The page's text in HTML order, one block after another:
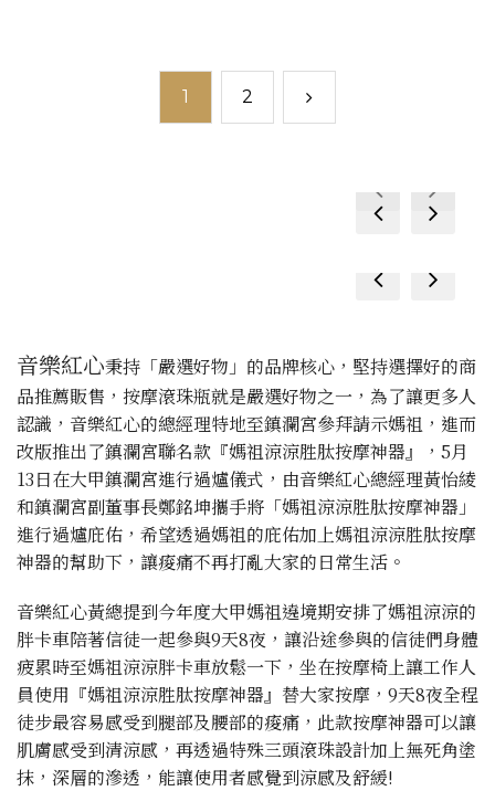
1 2
prev
next
prev
next
prev next
音樂紅心秉持「嚴選好物」的品牌核心，堅持選擇好的商
品推薦販售，按摩滾珠瓶就是嚴選好物之一，為了讓更多人
認識，音樂紅心的總經理特地至鎮瀾宮參拜請示媽祖，進而
改版推出了鎮瀾宮聯名款『媽祖涼涼胜肽按摩神器』，5月
13日在大甲鎮瀾宮進行過爐儀式，由音樂紅心總經理黃怡綾
和鎮瀾宮副董事長鄭銘坤攜手將「媽祖涼涼胜肽按摩神器」
進行過爐庇佑，希望透過媽祖的庇佑加上媽祖涼涼胜肽按摩
神器的幫助下，讓痠痛不再打亂大家的日常生活。
音樂紅心黃總提到今年度大甲媽祖遶境期安排了媽祖涼涼的
胖卡車陪著信徒一起參與9天8夜，讓沿途參與的信徒們身體
疲累時至媽祖涼涼胖卡車放鬆一下，坐在按摩椅上讓工作人
員使用『媽祖涼涼胜肽按摩神器』替大家按摩，9天8夜全程
徒步最容易感受到腿部及腰部的痠痛，此款按摩神器可以讓
肌膚感受到清涼感，再透過特殊三頭滾珠設計加上無死角塗
抹，深層的滲透，能讓使用者感覺到涼感及舒緩!